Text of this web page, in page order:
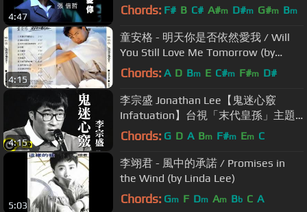
4:47 Chords: F# B C# A#m D#m G#m Bm
4:15
童安格 - 明天你是否依然愛我 / Will
You Still Love Me Tomorrow (by
Angus Tung)
Chords: A D Bm E C#m F#m D#
4:15
李宗盛 Jonathan Lee【鬼迷心竅
Infatuation】台視「末代皇孫」主題
曲 Official Music Video
Chords: G D A Bm F#m Em C
5:03
李翊君 - 風中的承諾 / Promises in
the Wind (by Linda Lee)
Chords: Gm F Dm Am Bb C A